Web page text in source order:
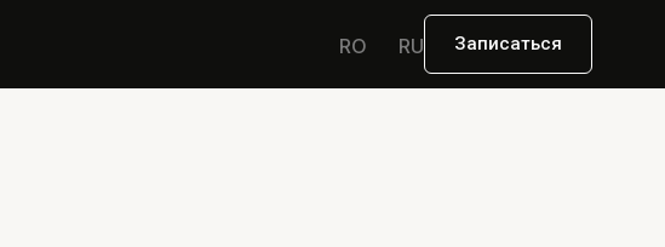
RO RU Записаться